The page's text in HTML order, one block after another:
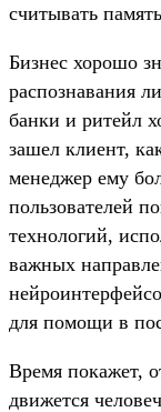
считывать
Бизнес хорошо
распознавания
банки и ритейл
зашел клиент,
менеджер ему
пользователей
технологий,
важных
для помощи в
Время покажет,
движется